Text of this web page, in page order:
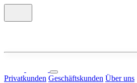
Privatkunden Geschäftskunden Über uns